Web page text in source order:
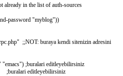
already in the list of auth-sources
password "myblog"))
;;NOT: buraya kendi sitenizin adresini
"emacs") ;buralari editleyebilirsiniz
;buralari editleyebilirsiniz